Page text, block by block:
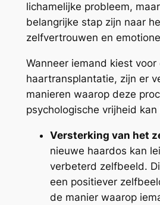
lichamelijke probleem,
belangrijke stap zijn naar
zelfvertrouwen en
Wanneer iemand kiest voor
haartransplantatie, zijn er
manieren waarop deze
psychologische vrijheid
Versterking van het
nieuwe haardos kan
verbeterd zelfbeeld.
een positiever
de manier waarop